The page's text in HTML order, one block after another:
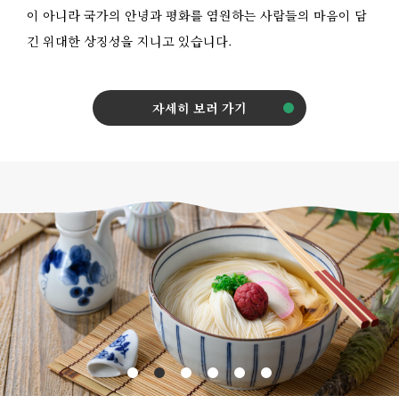
이 아니라 국가의 안녕과 평화를 염원하는 사람들의 마음이 담
긴 위대한 상징성을 지니고 있습니다.
자세히 보러 가기
Previous